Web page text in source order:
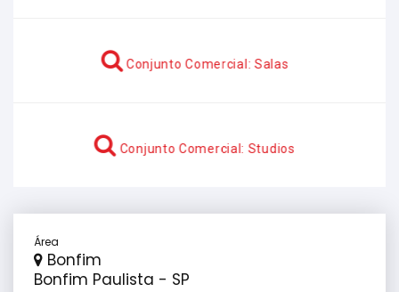
Conjunto Comercial: Salas
Conjunto Comercial: Studios
Área
Bonfim
Bonfim Paulista - SP